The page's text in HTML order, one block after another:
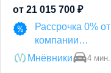
от 21 015 700 ₽
Рассрочка 0% от
компании
«ДОНСТРОЙ»
Мнёвники 4 мин.